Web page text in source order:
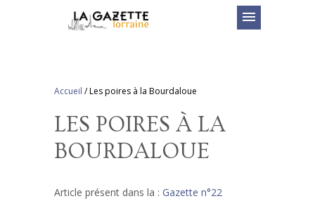
menu
Accueil /Les poires à la Bourdaloue
LES POIRES À LA
BOURDALOUE
Article présent dans la : Gazette n°22